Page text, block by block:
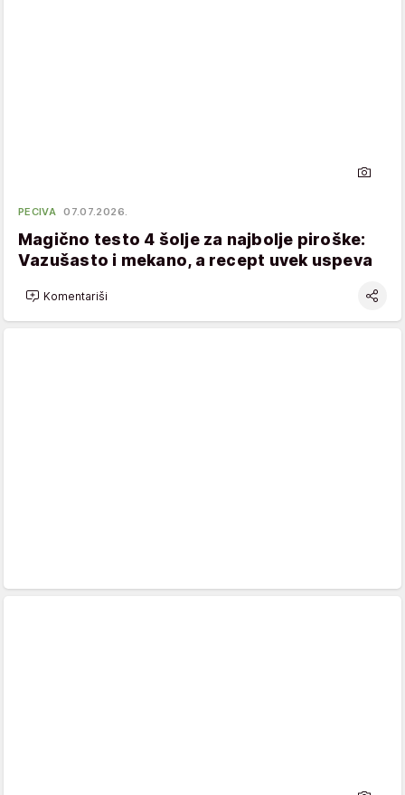
PECIVA 07.07.2026.
Magično testo 4 šolje za najbolje piroške:
Vazušasto i mekano, a recept uvek uspeva
Komentariši